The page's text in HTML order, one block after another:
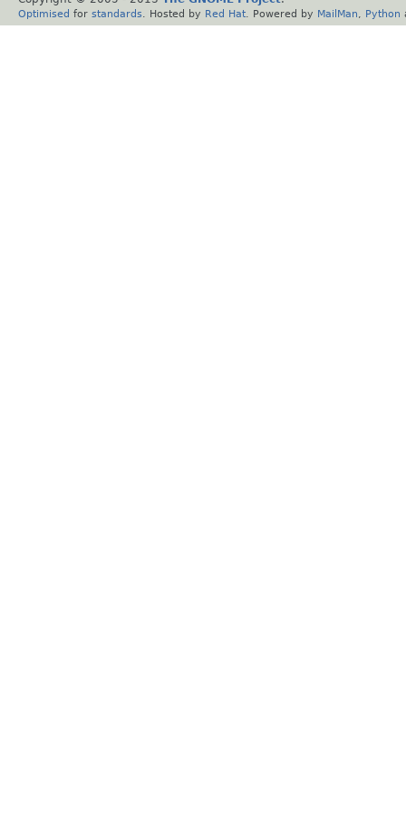
Optimised for standards . Hosted by Red Hat . Powered by MailMan Python